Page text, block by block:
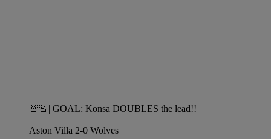
🚨🚨| GOAL: Konsa DOUBLES the lead!!
Aston Villa 2-0 Wolves